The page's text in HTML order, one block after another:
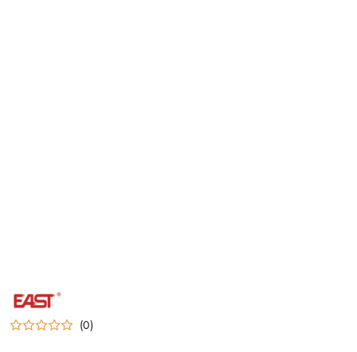
NAZWA
PRODUCENTA:
EAST
(0)